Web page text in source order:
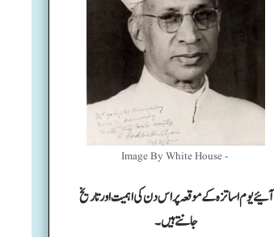
Image By White House -
آئیے یوم اساتزہ کے موقعہ پر اس دن کی اہمیت اور تاریخ
جانتے ہیں۔